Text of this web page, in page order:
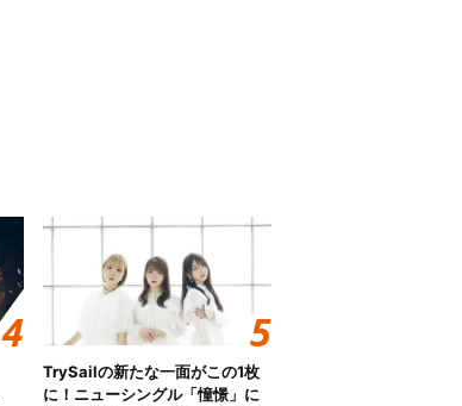
TrySailの新たな一面がこの1枚
に！ニューシングル「憧憬」に